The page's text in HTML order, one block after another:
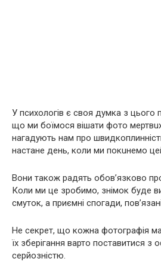
У пcихолoгів є своя думка з цього
що ми боїмося вішати фото
нагадують нам про
настане день, коли ми покuнемо
Вони також радять обов’язково
Коли ми це зробимо, знімок буде
смуток, а приємні спогади,
Не секрет, що кожна фотографія
їх зберігання варто поставитися з
серйозністю.